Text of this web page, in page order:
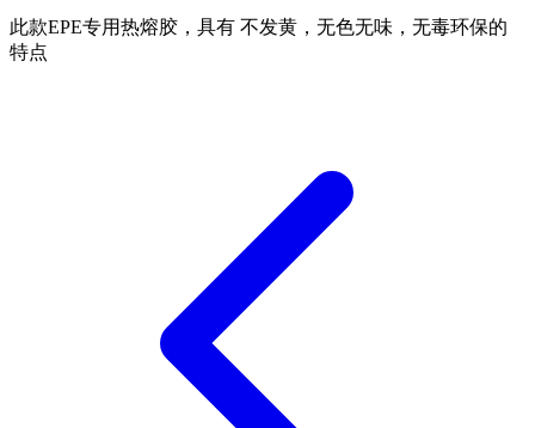
此款EPE专用热熔胶，具有 不发黄，无色无味，无毒环保的
特点